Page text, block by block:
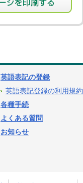
英語表記の登録
英語表記登録の利用規約
各種手続
よくある質問
お知らせ